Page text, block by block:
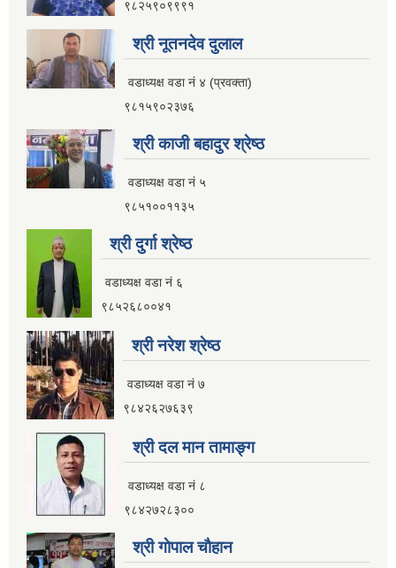
९८२५९०९९९१
श्री नूतनदेव दुलाल
वडाध्यक्ष वडा नं ४ (प्रवक्ता)
९८१५९०२३७६
श्री काजी बहादुर श्रेष्ठ
वडाध्यक्ष वडा नं ५
९८५१००११३५
श्री दुर्गा श्रेष्ठ
वडाध्यक्ष वडा नं ६
९८५२६८००४१
श्री नरेश श्रेष्ठ
वडाध्यक्ष वडा नं ७
९८४२६२७६३९
श्री दल मान तामाङ्ग
वडाध्यक्ष वडा नं ८
९८४२७२८३००
श्री गाेपाल चाैहान